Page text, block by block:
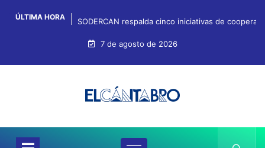
ÚLTIMA HORA SODERCAN respalda cinco iniciativas de
7 de agosto de 2026